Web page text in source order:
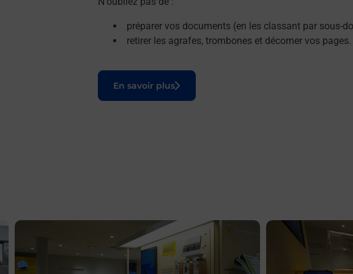
préparer vos documents (en les classant par sous-
retirer les agrafes, trombones et décorner vos pages.
En savoir plus
Le lien s'ouvre dans un nouvel onglet
En savoir plus En savoir plus